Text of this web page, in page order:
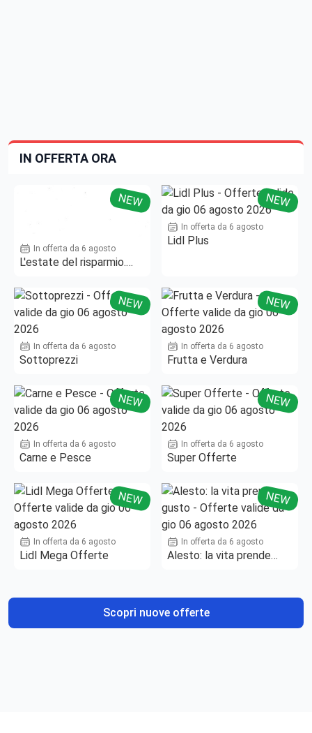
IN OFFERTA ORA
NEW
In offerta da 6 agosto
L'estate del risparmio.
NEW
In offerta da 6 agosto
Lidl Plus
NEW
In offerta da 6 agosto
Sottoprezzi
NEW
In offerta da 6 agosto
Frutta e Verdura
NEW
In offerta da 6 agosto
Carne e Pesce
NEW
In offerta da 6 agosto
Super Offerte
NEW
In offerta da 6 agosto
Lidl Mega Offerte
NEW
In offerta da 6 agosto
Alesto: la vita prende
Scopri nuove offerte